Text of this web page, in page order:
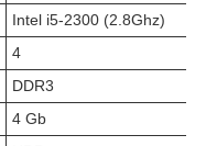
Intel i5-2300 (2.8Ghz)
4
DDR3
4 Gb